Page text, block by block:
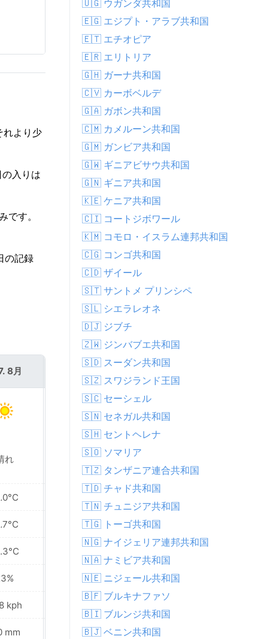
れより少
入りは
です。
の記録
8月
れ
kph
mm
土 8. 8月
晴れ
22.0°C
28%
0.0 mm
🇺🇬 ウガンダ共和国
🇪🇬 エジプト・アラブ共和国
🇪🇹 エチオピア
🇪🇷 エリトリア
🇬🇭 ガーナ共和国
🇨🇻 カーボベルデ
🇬🇦 ガボン共和国
🇨🇲 カメルーン共和国
🇬🇲 ガンビア共和国
🇬🇼 ギニアビサウ共和国
🇬🇳 ギニア共和国
🇰🇪 ケニア共和国
🇨🇮 コートジボワール
🇰🇲 コモロ・イスラム連邦共和国
🇨🇬 コンゴ共和国
🇨🇩 ザイール
🇸🇹 サントメ プリンシペ
🇸🇱 シエラレオネ
🇩🇯 ジブチ
🇿🇼 ジンバブエ共和国
🇸🇩 スーダン共和国
🇸🇿 スワジランド王国
🇸🇨 セーシェル
🇸🇳 セネガル共和国
🇸🇭 セントヘレナ
🇸🇴 ソマリア
🇹🇿 タンザニア連合共和国
🇹🇩 チャド共和国
🇹🇳 チュニジア共和国
🇹🇬 トーゴ共和国
🇳🇬 ナイジェリア連邦共和国
🇳🇦 ナミビア共和国
🇳🇪 ニジェール共和国
🇧🇫 ブルキナファソ
🇧🇮 ブルンジ共和国
🇧🇯 ベニン共和国